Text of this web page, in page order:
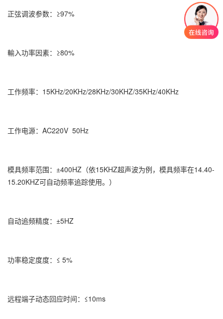
正弦调波参数：≥97%
輸入功率因素：≥80%
工作频率：15KHz/20KHz/28KHz/30KHZ/35KHz/40KHz
工作电源：AC220V 50Hz
模具频率范围：±400HZ（依15KHZ超声波为例，模具频率在14.40-
15.20KHZ可自动频率追踪使用。）
自动追频精度：±5HZ
功率稳定度度：≤ 5%
远程端子动态回应时间：≤10ms